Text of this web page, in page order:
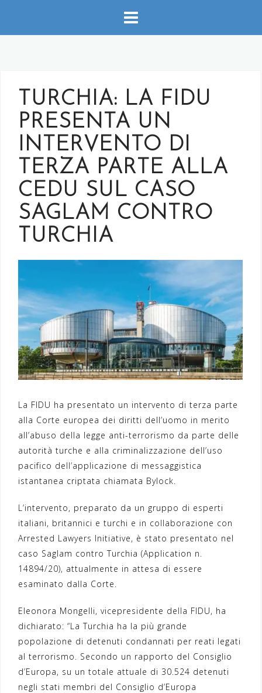
contenuto
TURCHIA: LA FIDU
PRESENTA UN
INTERVENTO DI
TERZA PARTE ALLA
CEDU SUL CASO
SAGLAM CONTRO
TURCHIA
La FIDU ha presentato un intervento di terza parte
alla Corte europea dei diritti dell’uomo in merito
all’abuso della legge anti-terrorismo da parte delle
autorità turche e alla criminalizzazione dell’uso
pacifico dell’applicazione di messaggistica
istantanea criptata chiamata Bylock.
L’intervento, preparato da un gruppo di esperti
italiani, britannici e turchi e in collaborazione con
Arrested Lawyers Initiative, è stato presentato nel
caso Saglam contro Turchia (Application n.
14894/20), attualmente in attesa di essere
esaminato dalla Corte.
Eleonora Mongelli, vicepresidente della FIDU, ha
dichiarato: “La Turchia ha la più grande
popolazione di detenuti condannati per reati legati
al terrorismo. Secondo un rapporto del Consiglio
d’Europa, su un totale attuale di 30.524 detenuti
negli stati membri del Consiglio d’Europa